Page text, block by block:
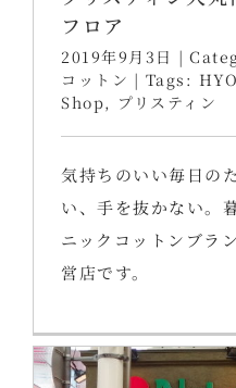
フロア
2019年9月3日 |
コットン | Tags:
Shop, プリスティン
気持ちのいい毎日の
い、手を抜かない。
ニックコットンブラ
営店です。